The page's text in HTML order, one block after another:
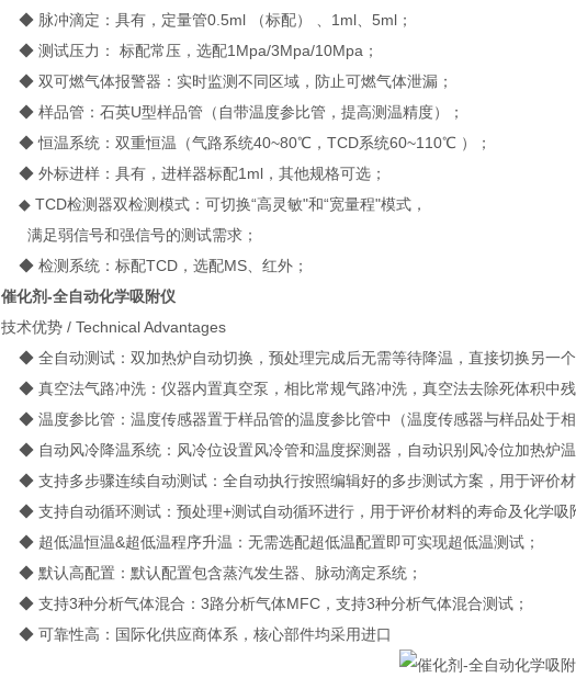
◆ 脉冲滴定：具有，定量管0.5ml （标配） 、1ml、5ml；
◆ 测试压力： 标配常压，选配1Mpa/3Mpa/10Mpa；
◆ 双可燃气体报警器：实时监测不同区域，防止可燃气体泄漏；
◆ 样品管：石英U型样品管（自带温度参比管，提高测温精度）；
◆ 恒温系统：双重恒温（气路系统40~80℃，TCD系统60~110℃ ）；
◆ 外标进样：具有，进样器标配1ml，其他规格可选；
◆ TCD检测器双检测模式：可切换“高灵敏"和“宽量程"模式，
满足弱信号和强信号的测试需求；
◆ 检测系统：标配TCD，选配MS、红外；
催化剂-全自动化学吸附仪
技术优势 / Technical Advantages
◆ 全自动测试：双加热炉自动切换，预处理完成后无需等待降温，直接切换
◆ 真空法气路冲洗：仪器内置真空泵，相比常规气路冲洗，真空法去除死体积
◆ 温度参比管：温度传感器置于样品管的温度参比管中（温度传感器与样品
◆ 自动风冷降温系统：风冷位设置风冷管和温度探测器，自动识别风冷位加
◆ 支持多步骤连续自动测试：全自动执行按照编辑好的多步测试方案，用于评价
◆ 支持自动循环测试：预处理+测试自动循环进行，用于评价材料的寿命及化学吸
◆ 超低温恒温&超低温程序升温：无需选配超低温配置即可实现超低温测试；
◆ 默认高配置：默认配置包含蒸汽发生器、脉动滴定系统；
◆ 支持3种分析气体混合：3路分析气体MFC，支持3种分析气体混合测试；
◆ 可靠性高：国际化供应商体系，核心部件均采用进口